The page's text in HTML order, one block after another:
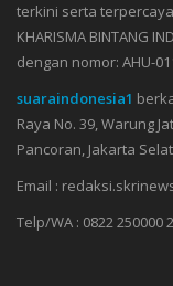
terkini serta
KHARISMA BINTANG
dengan nomor: AHU-
suaraindonesia1
Raya No. 39, Warung
Pancoran, Jakarta
Email :
Telp/WA : 0822 250000